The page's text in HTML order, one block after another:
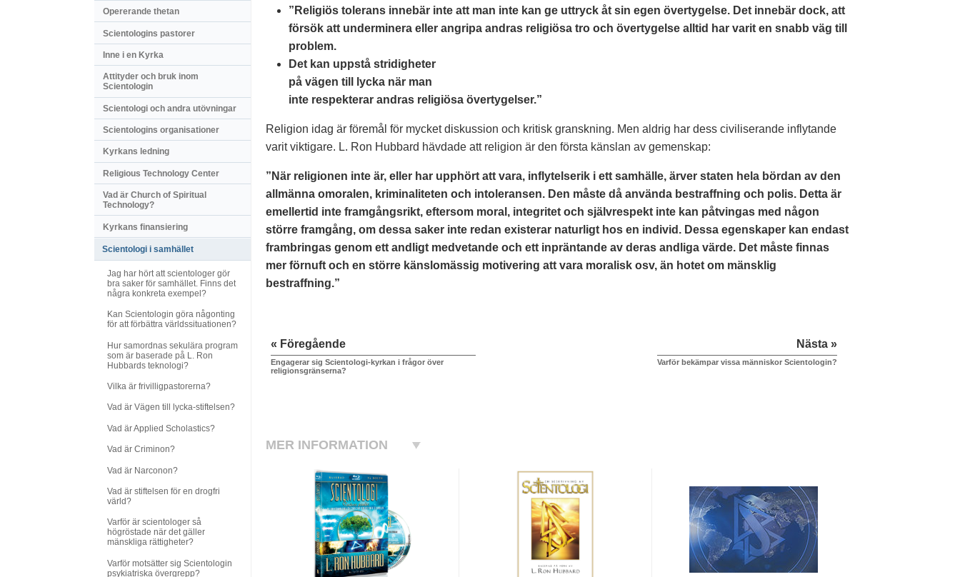
”Religiös tolerans innebär inte att man inte kan ge uttryck åt sin egen övertygelse. Det innebär dock, att
försök att underminera eller angripa andras religiösa tro och övertygelse alltid har varit en snabb väg till
problem.
Det kan uppstå stridigheter
på vägen till lycka när man
inte respekterar andras religiösa övertygelser.”
Religion idag är föremål för mycket diskussion och kritisk granskning. Men aldrig har dess civiliserande inflytande
varit viktigare. L. Ron Hubbard hävdade att religion är den första känslan av gemenskap:
”När religionen inte är, eller har upphört att vara, inflytelserik i ett samhälle, ärver staten hela bördan av den
allmänna omoralen, kriminaliteten och intoleransen. Den måste då använda bestraffning och polis. Detta är
emellertid inte framgångsrikt, eftersom moral, integritet och självrespekt inte kan påtvingas med någon
större framgång, om dessa saker inte redan existerar naturligt hos en individ. Dessa egenskaper kan endast
frambringas genom ett andligt medvetande och ett inpräntande av deras andliga värde. Det måste finnas
mer förnuft och en större känslomässig motivering att vara moralisk osv, än hotet om mänsklig
bestraffning.”
« Föregående
Engagerar sig Scientologi-kyrkan i frågor över
religionsgränserna?
Nästa »
Varför bekämpar vissa människor Scientologin?
MER INFORMATION
Opererande thetan
Scientologins pastorer
Inne i en Kyrka
Attityder och bruk inom
Scientologin
Scientologi och andra utövningar
Scientologins organisationer
Kyrkans ledning
Religious Technology Center
Vad är Church of Spiritual
Technology?
Kyrkans finansiering
Scientologi i samhället
Jag har hört att scientologer gör
bra saker för samhället. Finns det
några konkreta exempel?
Kan Scientologin göra någonting
för att förbättra världssituationen?
Hur samordnas sekulära program
som är baserade på L. Ron
Hubbards teknologi?
Vilka är frivilligpastorerna?
Vad är Vägen till lycka-stiftelsen?
Vad är Applied Scholastics?
Vad är Criminon?
Vad är Narconon?
Vad är stiftelsen för en drogfri
värld?
Varför är scientologer så
högröstade när det gäller
mänskliga rättigheter?
Varför motsätter sig Scientologin
psykiatriska övergrepp?